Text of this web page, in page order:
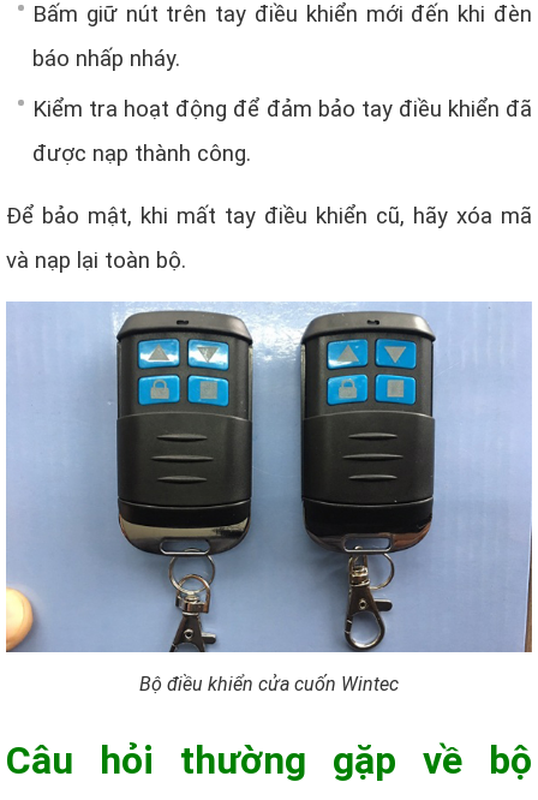
Bấm giữ nút trên tay điều khiển mới đến khi đèn
báo nhấp nháy.
Kiểm tra hoạt động để đảm bảo tay điều khiển đã
được nạp thành công.
Để bảo mật, khi mất tay điều khiển cũ, hãy xóa mã
và nạp lại toàn bộ.
Bộ điều khiển cửa cuốn Wintec
Câu hỏi thường gặp về bộ